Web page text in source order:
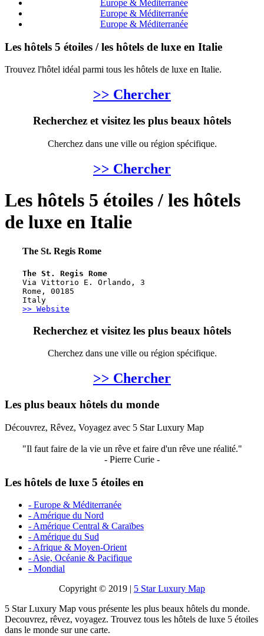
Europe & Méditerranée
Europe & Méditerranée
Europe & Méditerranée
Les hôtels 5 étoiles / les hôtels de luxe en Italie
Trouvez l'hôtel idéal parmi tous les hôtels de luxe en Italie.
>> Chercher
Recherchez et visitez les plus beaux hôtels
Cherchez dans une ville ou région spécifique.
>> Chercher
Les hôtels 5 étoiles / les hôtels
de luxe en Italie
The St. Regis Rome
The St. Regis Rome
Via Vittorio E. Orlando, 3
Rome, 00185
Italy
>> Website
Recherchez et visitez les plus beaux hôtels
Cherchez dans une ville ou région spécifique.
>> Chercher
Les plus beaux hôtels du monde
Découvrez, Rêvez, Voyagez avec 5 Star Luxury Map
"Il faut faire de la vie un rêve et faire d'un rêve une réalité."
- Pierre Curie -
Les hôtels de luxe 5 étoiles en
- Europe & Méditerranée
- Amérique du Nord
- Amérique Central & Caraïbes
- Amérique du Sud
- Afrique & Moyen-Orient
- Asie, Océanie & Pacifique
- Mondial
Copyright © 2019 | 5 Star Luxury Map
5 Star Luxury Map vous présente les plus beaux hôtels du monde.
Decouvrez, rêvez, voyagez. Trouvez tous les hôtels de luxe 5 étoiles
dans le monde sur une carte.